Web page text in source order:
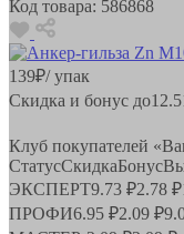
Код товара: 586868
139₽/ упак
Скидка и бонус до
Клуб покупателей
СтатусСкидкаБонус
ЭКСПЕРТ9.73 ₽2.78 ₽
ПРОФИ6.95 ₽2.09 ₽